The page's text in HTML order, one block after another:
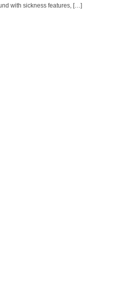
with sickness features, […]